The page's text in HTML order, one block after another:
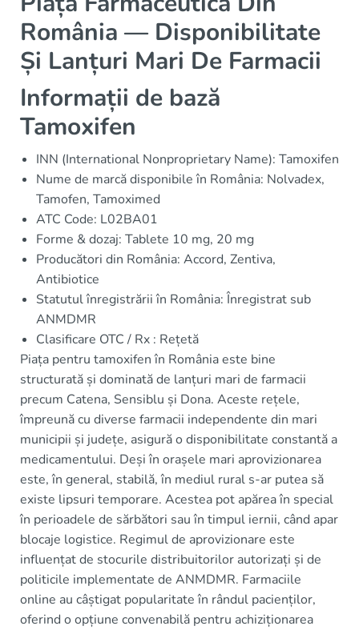
România — Disponibilitate
Și Lanțuri Mari De Farmacii
Informații de bază
Tamoxifen
INN (International Nonproprietary Name): Tamoxifen
Nume de marcă disponibile în România: Nolvadex,
Tamofen, Tamoximed
ATC Code: L02BA01
Forme & dozaj: Tablete 10 mg, 20 mg
Producători din România: Accord, Zentiva,
Antibiotice
Statutul înregistrării în România: Înregistrat sub
ANMDMR
Clasificare OTC / Rx : Rețetă
Piața pentru tamoxifen în România este bine
structurată și dominată de lanțuri mari de farmacii
precum Catena, Sensiblu și Dona. Aceste rețele,
împreună cu diverse farmacii independente din mari
municipii și județe, asigură o disponibilitate constantă a
medicamentului. Deși în orașele mari aprovizionarea
este, în general, stabilă, în mediul rural s-ar putea să
existe lipsuri temporare. Acestea pot apărea în special
în perioadele de sărbători sau în timpul iernii, când apar
blocaje logistice. Regimul de aprovizionare este
influențat de stocurile distribuitorilor autorizați și de
politicile implementate de ANMDMR. Farmaciile
online au câștigat popularitate în rândul pacienților,
oferind o opțiune convenabilă pentru achiziționarea